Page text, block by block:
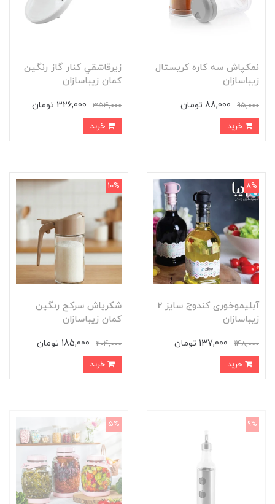
نمکپاش سه کاره کریستال
زیباسازان
95,000 88,000 تومان
زيرقاشقي كنار گاز رنگين
كمان زیباسازان
354,000 326,000 تومان
آبلیموخوری کندوج سایز 2
زیباسازان
148,000 137,000 تومان
8%
شکرپاش سرکج رنگین
کمان زیباسازان
204,000 185,000 تومان
10%
9%
5%